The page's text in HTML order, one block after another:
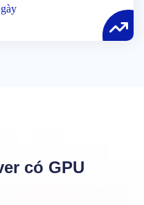
có GPU